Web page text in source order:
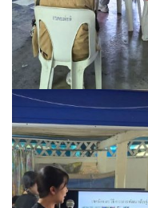
ค้นหา
สำหรับ: